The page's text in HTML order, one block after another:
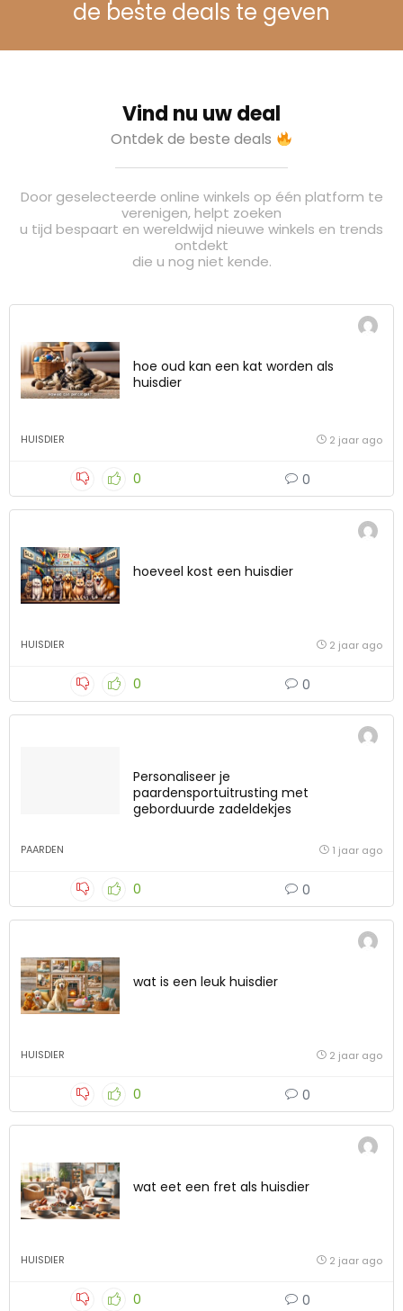
de beste deals te geven
Vind nu uw deal
Ontdek de beste deals
Door geselecteerde online winkels op één platform te
verenigen, helpt zoeken
u tijd bespaart en wereldwijd nieuwe winkels en trends
ontdekt
die u nog niet kende.
hoe oud kan een kat worden als
huisdier
HUISDIER 2 jaar ago
0 0
hoeveel kost een huisdier
HUISDIER 2 jaar ago
0 0
Personaliseer je
paardensportuitrusting met
geborduurde zadeldekjes
PAARDEN 1 jaar ago
0 0
wat is een leuk huisdier
HUISDIER 2 jaar ago
0 0
wat eet een fret als huisdier
HUISDIER 2 jaar ago
0 0